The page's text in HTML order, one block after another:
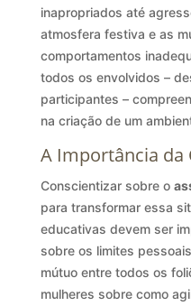
inapropriados até
atmosfera festiva e as
comportamentos
todos os envolvidos –
participantes –
na criação de um
A Importância da
Conscientizar sobre o
para transformar essa
educativas devem ser
sobre os limites
mútuo entre todos os
mulheres sobre como